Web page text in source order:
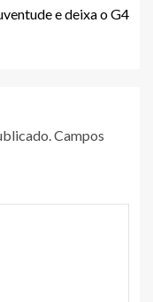
e deixa o G4
Campos